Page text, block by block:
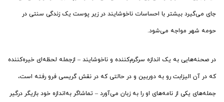
جای می‌گیرد بیشتر با احساسات ناخوشایند در زیر پوست یک زندگی سنتی‌ در
حومه شهر مواجه می‌شود.
در صحنه‌هایی به یک اندازه سرگرم‌کننده و ناخوشایند – ازجمله لحظه‌ای خیره‌کننده
که در آن الیزابت رو به دوربین و در حالتی که در نقش گریسی فرو رفته است،
جمله‌های یکی از نامه‌های او را به زبان می‌آورد – تماشاگر به‌اندازه خود بازیگر درگیر